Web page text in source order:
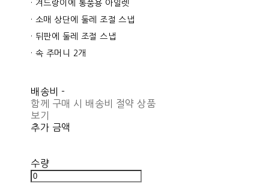
· 겨드랑이에 통풍용 아일렛
· 소매 상단에 둘레 조절 스냅
· 뒤판에 둘레 조절 스냅
· 속 주머니 2개
배송비-
함께 구매 시 배송비 절약 상품
보기
추가 금액
수량